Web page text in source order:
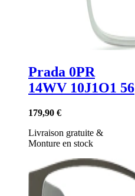
Prada 0PR
14WV 10J1O1 56
179,90 €
Livraison gratuite &
Monture en stock